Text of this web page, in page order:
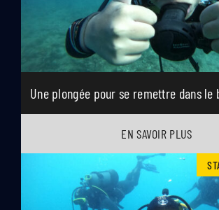
Une plongée pour se remettre dans le
EN SAVOIR PLUS